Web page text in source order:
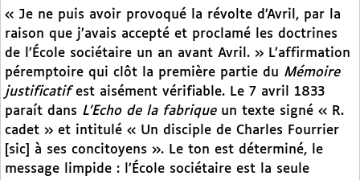
« Je ne puis avoir provoqué la révolte d’Avril, par la
raison que j’avais accepté et proclamé les doctrines
de l’École sociétaire un an avant Avril. » L’affirmation
péremptoire qui clôt la première partie du Mémoire
justificatifest aisément vérifiable. Le 7 avril 1833
paraít dans L’Echo de la fabriqueun texte signé « R.
cadet » et intitulé « Un disciple de Charles Fourrier
[sic] à ses concitoyens ». Le ton est déterminé, le
message limpide : l’École sociétaire est la seule